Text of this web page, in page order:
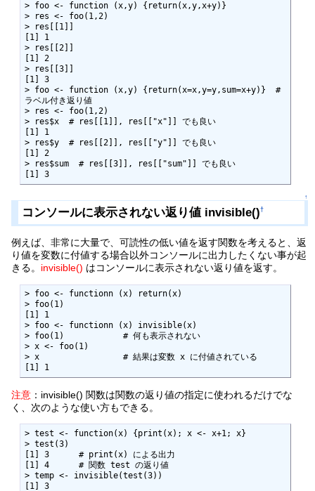
> foo <- function (x,y) {return(x,y,x+y)}
> res <- foo(1,2)
> res[[1]]
[1] 1
> res[[2]]
[1] 2
> res[[3]]
[1] 3
> foo <- function (x,y) {return(x=x,y=y,sum=x+y)}  #
ラベル付き返り値
> res <- foo(1,2)
> res$x  # res[[1]], res[["x"]] でも良い
[1] 1
> res$y  # res[[2]], res[["y"]] でも良い
[1] 2
> res$sum  # res[[3]], res[["sum"]] でも良い
[1] 3
↑
コンソールに表示されない返り値 invisible()†
例えば、非常に大量で、可読性の低い値を返す関数を考えると、返
り値を変数に付値する場合以外コンソールに出力したくない事が起
きる。 invisible() はコンソールに表示されない返り値を返す。
> foo <- functionn (x) return(x)
> foo(1)
[1] 1
> foo <- functionn (x) invisible(x)
> foo(1)            # 何も表示されない
> x <- foo(1)
> x                 # 結果は変数 x に付値されている
[1] 1
注意 ：invisible() 関数は関数の返り値の指定に使われるだけでな
く、次のような使い方もできる。
> test <- function(x) {print(x); x <- x+1; x}
> test(3)
[1] 3      # print(x) による出力
[1] 4      # 関数 test の返り値
> temp <- invisible(test(3))
[1] 3